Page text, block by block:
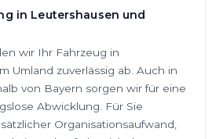
in Leutershausen und
wir Ihr Fahrzeug in
Umland zuverlässig ab. Auch in
von Bayern sorgen wir für eine
Abwicklung. Für Sie
Organisationsaufwand,